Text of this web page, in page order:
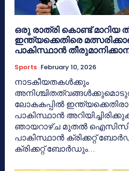
ഒരു രാത്രി കൊണ്ട് മാറിയ
ഇന്ത്യക്കെതിരെ
പാകിസ്ഥാന്‍
Sports February 10, 2026
നാടകീയതകള്‍ക്കും
ലോകകപ്പില്‍
പാകിസ്ഥാന്‍
ഞായറാഴ്ച മുതല്‍ ഐസിസി
പാകിസ്ഥാന്‍ ക്രിക്കറ്റ്
ക്രിക്കറ്റ് ബോര്‍ഡും...